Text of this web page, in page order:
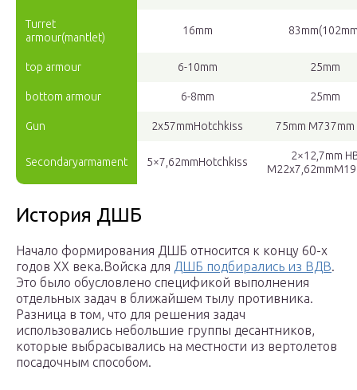
Turret
armour(mantlet)
16mm
top armour 6-10mm 25mm
bottom armour 6-8mm 25mm
Gun 2x57mmHotchkiss 75mm M737mm
Secondaryarmament 5×7,62mmHotchkiss
2×12,7mm
История ДШБ
Начало формирования ДШБ относится к концу 60-х
годов ХХ века.Войска для ДШБ подбирались из ВДВ.
Это было обусловлено спецификой выполнения
отдельных задач в ближайшем тылу противника.
Разница в том, что для решения задач
использовались небольшие группы десантников,
которые выбрасывались на местности из вертолетов
посадочным способом.